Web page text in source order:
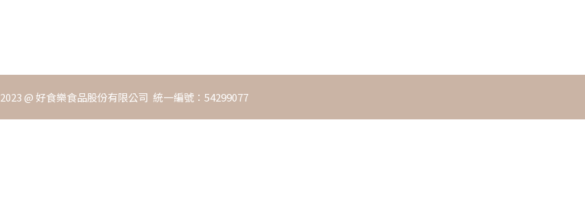
2023 @ 好食樂食品股份有限公司 統一編號：54299077